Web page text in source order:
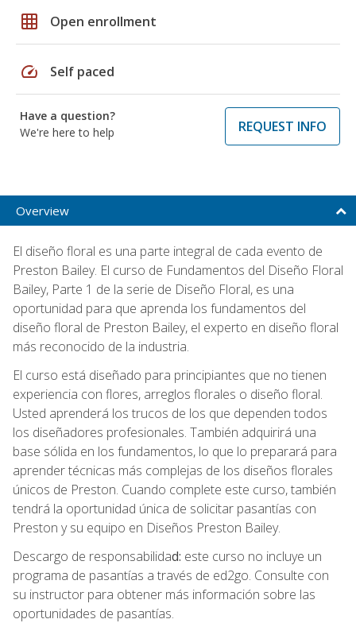
grid_on Open enrollment
speed Self paced
Have a question?
We're here to help
REQUEST INFO
Overview
El diseño floral es una parte integral de cada evento de
Preston Bailey. El curso de Fundamentos del Diseño Floral
Bailey, Parte 1 de la serie de Diseño Floral, es una
oportunidad para que aprenda los fundamentos del
diseño floral de Preston Bailey, el experto en diseño floral
más reconocido de la industria.
El curso está diseñado para principiantes que no tienen
experiencia con flores, arreglos florales o diseño floral.
Usted aprenderá los trucos de los que dependen todos
los diseñadores profesionales. También adquirirá una
base sólida en los fundamentos, lo que lo preparará para
aprender técnicas más complejas de los diseños florales
únicos de Preston. Cuando complete este curso, también
tendrá la oportunidad única de solicitar pasantías con
Preston y su equipo en Diseños Preston Bailey.
Descargo de responsabilidad: este curso no incluye un
programa de pasantías a través de ed2go. Consulte con
su instructor para obtener más información sobre las
oportunidades de pasantías.